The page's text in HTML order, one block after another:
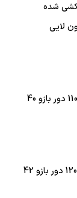
شده
لایی